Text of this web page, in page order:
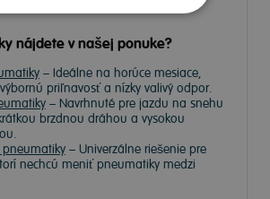
nájdete v našej ponuke?
– Ideálne na horúce mesiace,
priľnavosť a nízky valivý odpor.
– Navrhnuté pre jazdu na snehu
brzdnou dráhou a vysokou
pneumatiky – Univerzálne riešenie pre
nechcú meniť pneumatiky medzi